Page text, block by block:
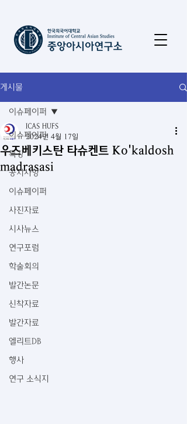
게시물
이슈페이퍼
특강
공지사항
이슈페이퍼
사진자료
시사뉴스
연구포럼
학술회의
발간논문
신착자료
발간자료
엘리트DB
행사
연구 소식지
이슈페이퍼
우즈베키스탄 타슈켄트 Ko'kaldosh
madrasasi
ICAS HUFS
2024년 4월 17일